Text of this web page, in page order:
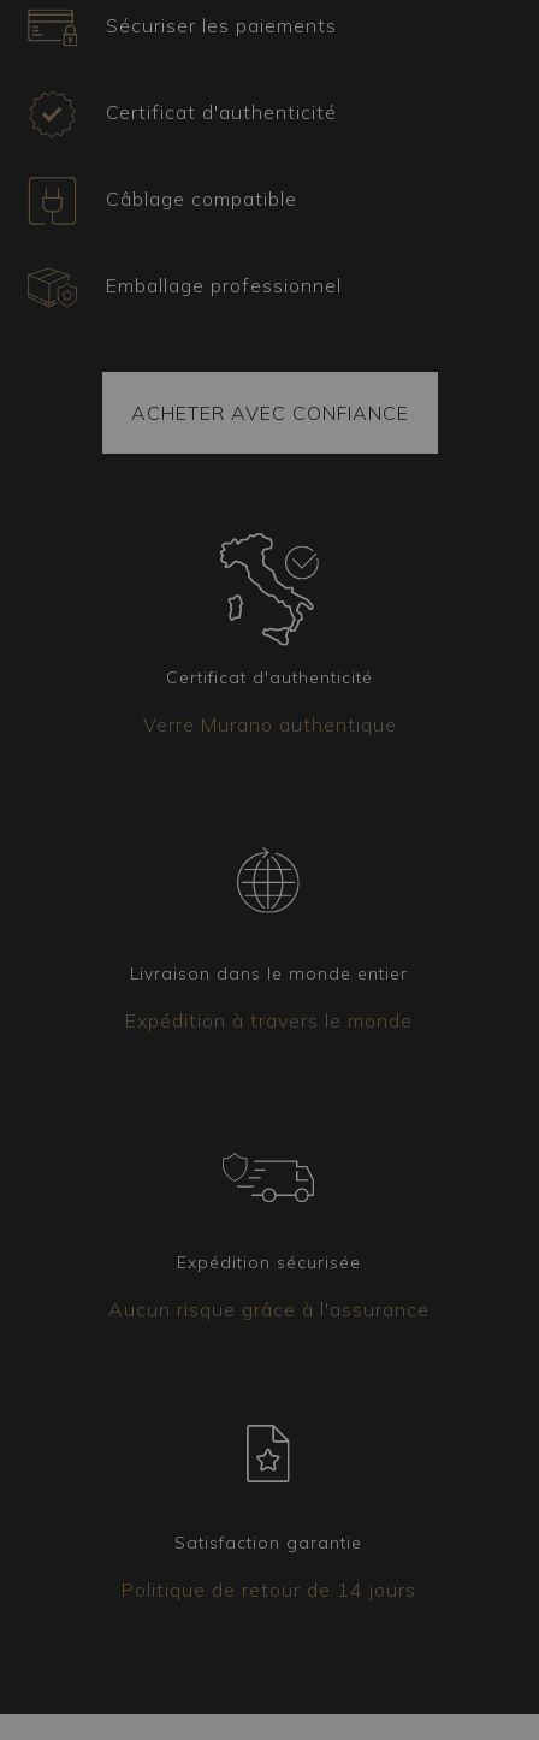
Certificat et expédition
certificat attestant leur origine et provenance. La
marchandise est toujours fixée à l’intérieur du
technique du vide d’air garantissant son arrivée
intacte à destination. En tout cas, le colis est
Sécuriser les paiements
Certificat d'authenticité
Câblage compatible
Emballage professionnel
ACHETER AVEC CONFIANCE
Certificat d'authenticité
Verre Murano authentique
Livraison dans le monde entier
Expédition à travers le monde
Expédition sécurisée
Aucun risque grâce à l'assurance
Satisfaction garantie
Politique de retour de 14 jours